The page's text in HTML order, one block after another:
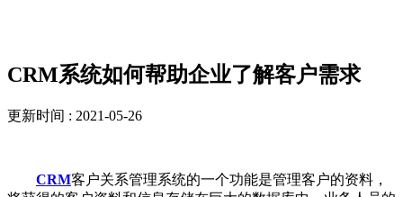
CRM系统如何帮助企业了解客户需求
更新时间 : 2021-05-26
CRM客户关系管理系统的一个功能是管理客户的资料，